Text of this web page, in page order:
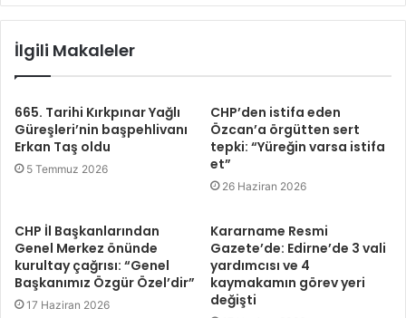
İlgili Makaleler
665. Tarihi Kırkpınar Yağlı
Güreşleri’nin başpehlivanı
Erkan Taş oldu
5 Temmuz 2026
CHP’den istifa eden
Özcan’a örgütten sert
tepki: “Yüreğin varsa istifa
et”
26 Haziran 2026
CHP İl Başkanlarından
Genel Merkez önünde
kurultay çağrısı: “Genel
Başkanımız Özgür Özel’dir”
17 Haziran 2026
Kararname Resmi
Gazete’de: Edirne’de 3 vali
yardımcısı ve 4
kaymakamın görev yeri
değişti